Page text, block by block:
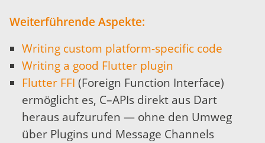
Weiterführende Aspekte:
Writing custom platform-specific code
Writing a good Flutter plugin
Flutter FFI (Foreign Function Interface)
ermöglicht es, C–APIs direkt aus Dart
heraus aufzurufen — ohne den Umweg
über Plugins und Message Channels